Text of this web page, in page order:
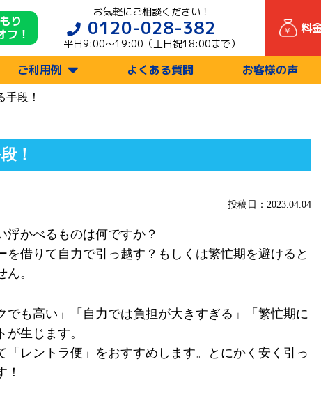
り
フ！
お気軽にご相談ください！
0120-028-382
平日9:00〜19:00（土日祝18:00まで）
料
ご利用例 よくある質問 お客様の声
手段！
！
投稿日：2023.04.04
浮かべるものは何ですか？
借りて自力で引っ越す？もしくは繁忙期を避けると
。
でも高い」「自力では負担が大きすぎる」「繁忙期に
生じます。
レントラ便」をおすすめします。とにかく安く引っ
！